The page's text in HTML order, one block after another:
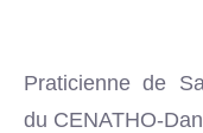
Praticienne de
du CENATHO-